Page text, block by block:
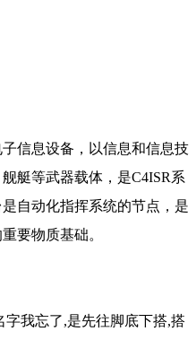
信息设备，以信息和信息技
艇等武器载体，是C4ISR系
自动化指挥系统的节点，是
要物质基础。
我忘了,是先往脚底下搭,搭